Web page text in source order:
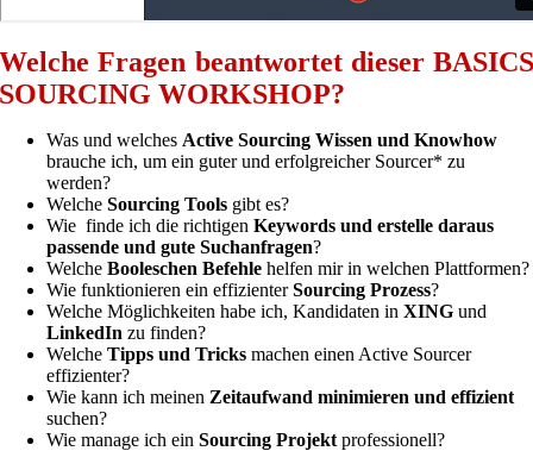
Welche Fragen beantwortet dieser BASICS
SOURCING WORKSHOP?
Was und welches Active Sourcing Wissen und Knowhow
brauche ich, um ein guter und erfolgreicher Sourcer* zu
werden?
WelcheSourcing Tools gibt es?
Wie finde ich die richtigenKeywords und erstelle daraus
passende und gute Suchanfragen?
WelcheBooleschen Befehle helfen mir in welchen Plattformen?
Wie funktionieren ein effizienterSourcing Prozess?
Welche Möglichkeiten habe ich, Kandidaten inXING und
LinkedIn zu finden?
WelcheTipps und Tricks machen einen Active Sourcer
effizienter?
Wie kann ich meinen Zeitaufwand minimieren und effizient
suchen?
Wie manage ich einSourcing Projekt professionell?